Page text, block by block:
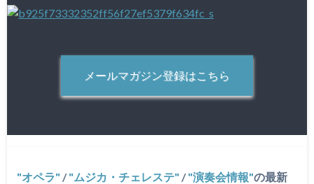
メールマガジン登録はこちら
オペラ / ムジカ・チェレステ / 演奏会情報 の最新